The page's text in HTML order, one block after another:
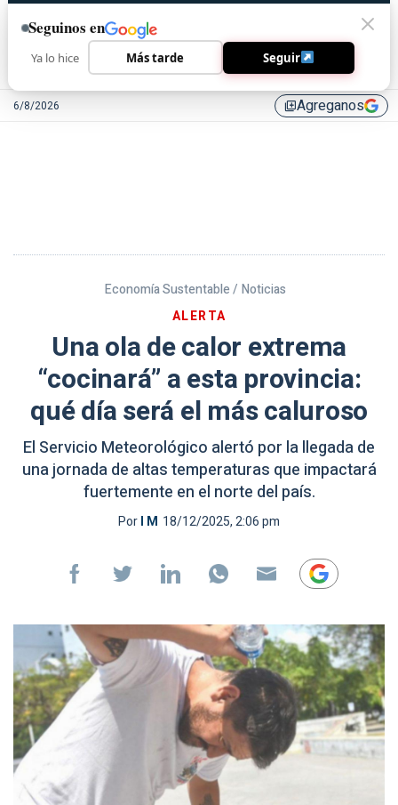
6/8/2026 library_addAgreganos
Economía Sustentable / Noticias
ALERTA
Una ola de calor extrema
“cocinará” a esta provincia:
qué día será el más caluroso
El Servicio Meteorológico alertó por la llegada de
una jornada de altas temperaturas que impactará
fuertemente en el norte del país.
PorI M 18/12/2025, 2:06 pm
Seguinos en
Ya lo hice Más tarde Seguir